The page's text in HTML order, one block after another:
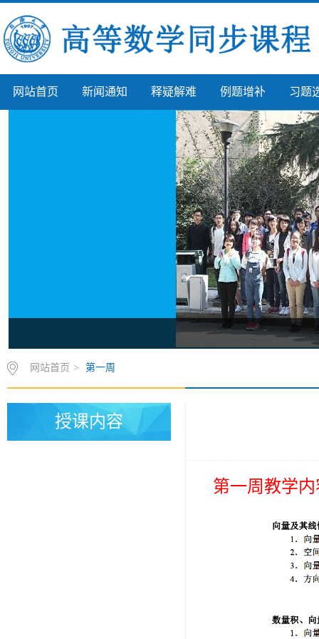
网站首页 新闻通知 释疑解难 例题增补 习题
网站首页 > 第一周
授课内容
第一周教学内